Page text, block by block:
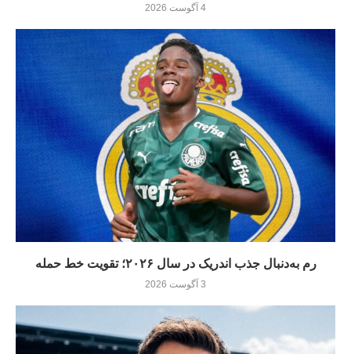
4 آگوست 2026
رم به‌دنبال جذب اندریک در سال ۲۰۲۶؛ تقویت خط حمله
3 آگوست 2026